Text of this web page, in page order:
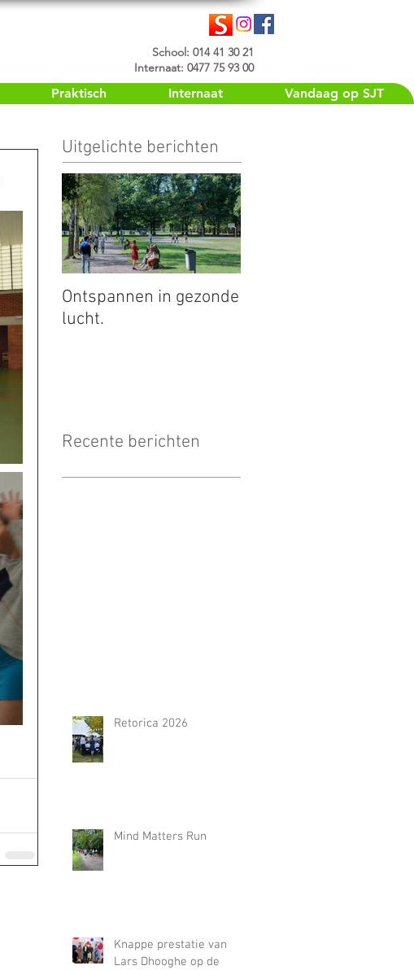
School: 014 41 30 21
Internaat: 0477 75 93 00
Praktisch Internaat Vandaag op SJT
Uitgelichte berichten
Ontspannen in gezonde
lucht.
Recente berichten
Retorica 2026
Mind Matters Run
Knappe prestatie van
Lars Dhooghe op de